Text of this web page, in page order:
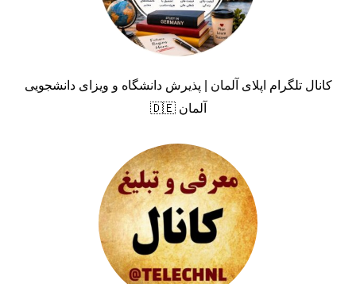
کانال تلگرام اپلای آلمان | پذیرش دانشگاه و ویزای دانشجویی
آلمان 🇩🇪